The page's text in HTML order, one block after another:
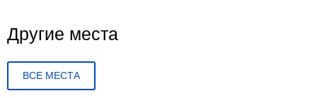
Другие места
ВСЕ МЕСТА